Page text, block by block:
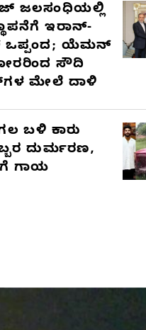
ಜಲಸಂಧಿಯಲ್ಲಿ
ಇರಾನ್-
ಯೆಮನ್
ಸೌದಿ
ಮೇಲೆ ದಾಳಿ
ಬಳಿ ಕಾರು
ದುರ್ಮರಣ,
ಗಾಯ